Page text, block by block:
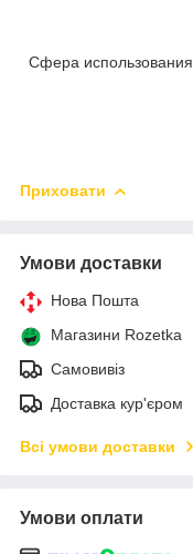
Сфера использования
Приховати
Умови доставки
Нова Пошта
Магазини Rozetka
Самовивіз
Доставка кур'єром
Всі умови доставки
Умови оплати